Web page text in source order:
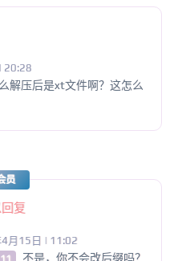
20:28
解压后是xt文件啊？这怎么
员
复
月15日 | 11:02
不是，你不会改后缀吗？